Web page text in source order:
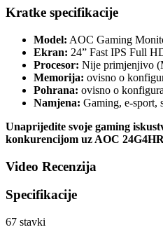
Kratke specifikacije
Model: AOC Gaming
Ekran: 24” Fast IPS Full
Procesor: Nije primjenjivo
Memorija: ovisno o
Pohrana: ovisno o
Namjena: Gaming, e-sport,
Unaprijedite svoje gaming
konkurencijom uz AOC
Video Recenzija
Specifikacije
67 stavki